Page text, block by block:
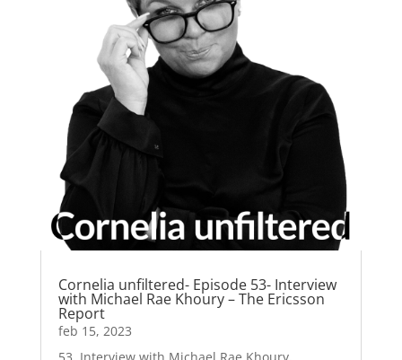
Cornelia unfiltered- Episode 53- Interview
with Michael Rae Khoury – The Ericsson
Report
feb 15, 2023